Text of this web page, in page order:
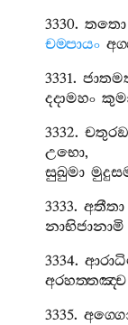
3330.තතො
චම‍්පායං
3331.
දදාමහං
3332.
උභො,
සුඛුමා
3333.අතීතා
නාභිජානාමි
3334.
අරහත‍්තඤ‍්ච
3335.